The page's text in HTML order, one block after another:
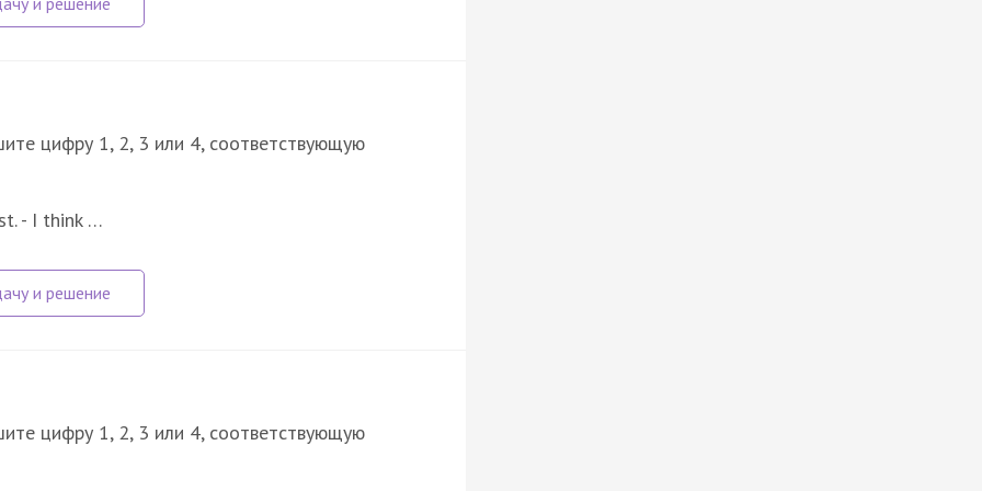
цифру 1, 2, 3 или 4, соответствующую
- I think …
цифру 1, 2, 3 или 4, соответствующую